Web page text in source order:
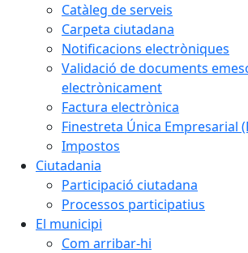
Catàleg de serveis
Carpeta ciutadana
Notificacions electròniques
Validació de documents
electrònicament
Factura electrònica
Finestreta Única Empresarial
Impostos
Ciutadania
Participació ciutadana
Processos participatius
El municipi
Com arribar-hi